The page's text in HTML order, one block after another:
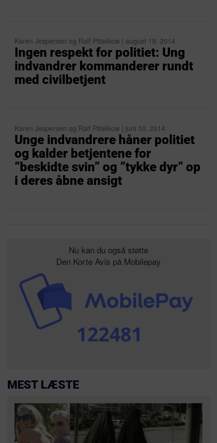
Karen Jespersen og Ralf Pittelkow | august 19, 2014
Ingen respekt for politiet: Ung
indvandrer kommanderer rundt
med civilbetjent
Karen Jespersen og Ralf Pittelkow | juni 10, 2014
Unge indvandrere håner politiet
og kalder betjentene for
”beskidte svin” og ”tykke dyr” op
i deres åbne ansigt
Nu kan du også støtte
Den Korte Avis på Mobilepay
MEST LÆSTE